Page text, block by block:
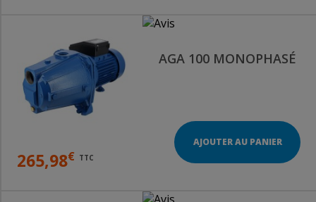
AGA 100 MONOPHASÉ
265,98€ TTC
AJOUTER AU PANIER